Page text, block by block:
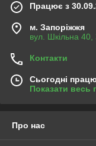
Працює з
м. Запоріжжя
вул. Шкільна 40,
Контакти
Сьогодні
Показати весь
Про нас